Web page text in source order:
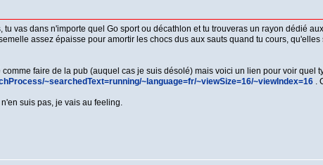
tu vas dans n'importe quel Go sport ou décathlon et tu trouveras un rayon dédié
assez épaisse pour amortir les chocs dus aux sauts quand tu cours,
faire de la pub (auquel cas je suis désolé) mais voici un lien pour voir quel
~searchedText=running/~language=fr/~viewSize=16/~viewIndex=16 .
suis pas, je vais au feeling.